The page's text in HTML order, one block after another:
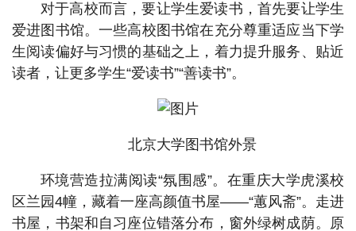
对于高校而言，要让学生爱读书，首先要让学生
爱进图书馆。一些高校图书馆在充分尊重适应当下学
生阅读偏好与习惯的基础之上，着力提升服务、贴近
读者，让更多学生“爱读书”“善读书”。
北京大学图书馆外景
环境营造拉满阅读“氛围感”。在重庆大学虎溪校
区兰园4幢，藏着一座高颜值书屋——“蕙风斋”。走进
书屋，书架和自习座位错落分布，窗外绿树成荫。原